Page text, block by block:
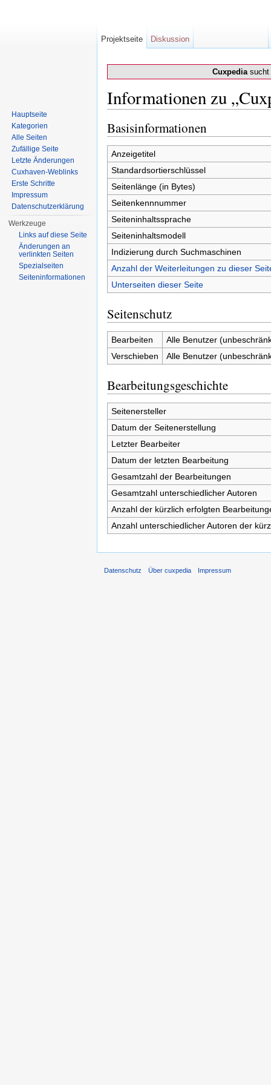
Cuxpediasucht
Informationen zu
Basisinformationen
Anzeigetitel
Standardsortierschlüssel
Seitenlänge (in Bytes)
Seitenkennnummer
Seiteninhaltssprache
Seiteninhaltsmodell
Indizierung durch Suchmaschinen
Anzahl der Weiterleitungen zu dieser
Unterseiten dieser Seite
Seitenschutz
Bearbeiten
Alle Benutzer
Verschieben
Alle Benutzer
Bearbeitungsgeschichte
Seitenersteller
Datum der Seitenerstellung
Letzter Bearbeiter
Datum der letzten Bearbeitung
Gesamtzahl der Bearbeitungen
Gesamtzahl unterschiedlicher Autoren
Anzahl der kürzlich erfolgten
Anzahl unterschiedlicher Autoren der
Projektseite Diskussion
Hauptseite
Kategorien
Alle Seiten
Zufällige Seite
Letzte Änderungen
Cuxhaven-Weblinks
Erste Schritte
Impressum
Datenschutzerklärung
Werkzeuge
Links auf diese Seite
Änderungen an
verlinkten Seiten
Spezialseiten
Seiten­informationen
Datenschutz Über cuxpedia Impressum